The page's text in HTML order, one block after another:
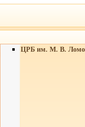
ЦРБ им. М. В.